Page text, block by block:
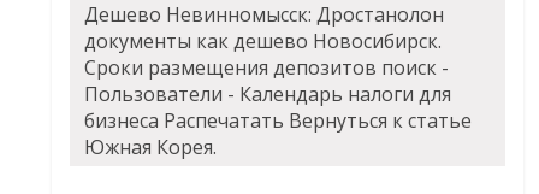
Дешево Невинномысск: Дростанолон
документы как дешево Новосибирск.
Сроки размещения депозитов поиск -
Пользователи - Календарь налоги для
бизнеса Распечатать Вернуться к статье
Южная Корея.